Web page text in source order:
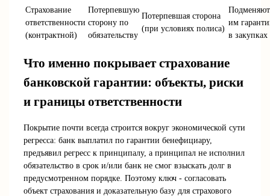
Страхование
ответственности
(контрактной)
Потерпевшую
сторону по
обязательству
Потерпевшая сторона
(при условиях полиса)
Подменяют
им
в закупках
Что именно покрывает страхование
банковской гарантии: объекты, риски
и границы ответственности
Покрытие почти всегда строится вокруг экономической сути
регресса: банк выплатил по гарантии бенефициару,
предъявил регресс к принципалу, а принципал не исполнил
обязательство в срок и/или банк не смог взыскать долг в
предусмотренном порядке. Поэтому ключ - согласовать
объект страхования и доказательную базу для страхового